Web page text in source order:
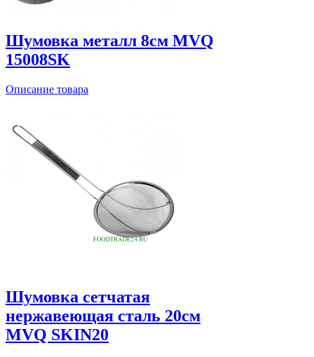
Шумовка металл 8см MVQ
15008SK
Описание товара
Шумовка сетчатая
нержавеющая сталь 20см
MVQ SKIN20